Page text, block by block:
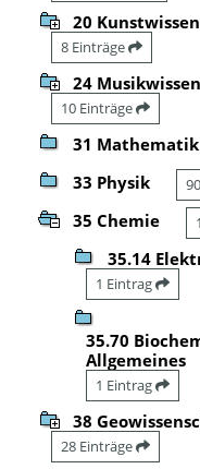
20
8 Einträge
24
10 Einträge
31 Mathematik
33 Physik
35 Chemie
35.14
1 Eintrag
35.70
Allgemeines
1 Eintrag
38
28 Einträge